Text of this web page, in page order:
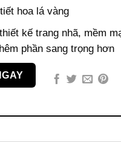
hoa lá vàng
kế trang nhã, mềm
phần sang trọng hơn